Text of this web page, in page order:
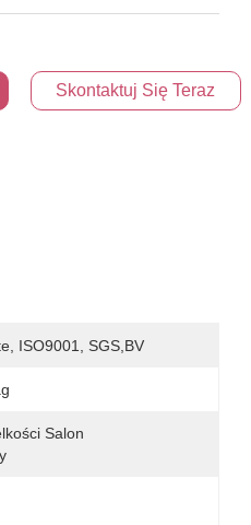
Skontaktuj Się Teraz
ISO9001, SGS,BV
Salon